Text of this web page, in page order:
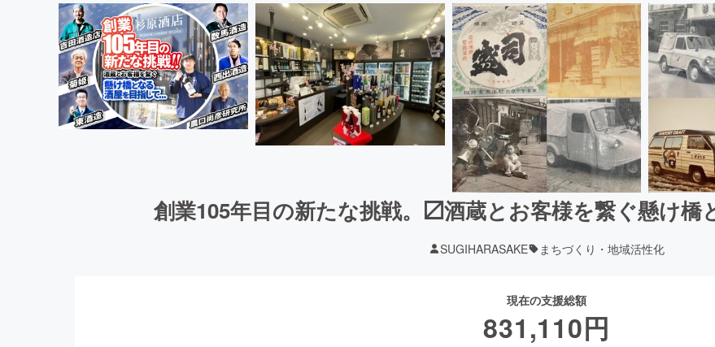
創業105年目の新たな挑戦。〼酒蔵とお客様を繋ぐ懸け橋
SUGIHARASAKE まちづくり・地域活性化
現在の支援総額
831,110円